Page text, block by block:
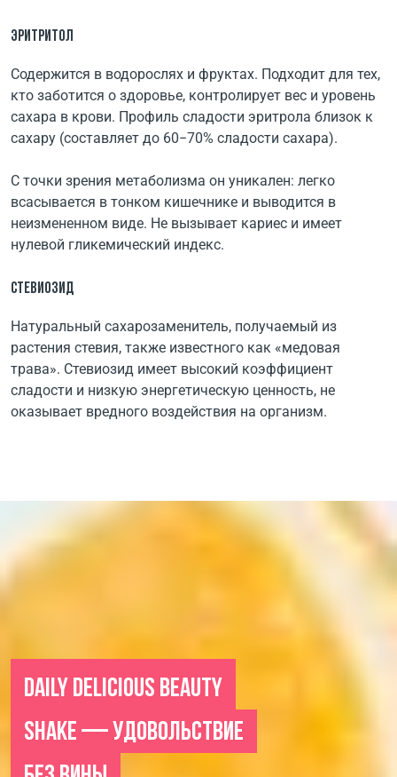
ЭРИТРИТОЛ
Содержится в водорослях и фруктах. Подходит для тех,
кто заботится о здоровье, контролирует вес и уровень
сахара в крови. Профиль сладости эритрола близок к
сахару (составляет до 60−70% сладости сахара).
С точки зрения метаболизма он уникален: легко
всасывается в тонком кишечнике и выводится в
неизмененном виде. Не вызывает кариес и имеет
нулевой гликемический индекс.
СТЕВИОЗИД
Натуральный сахарозаменитель, получаемый из
растения стевия, также известного как «медовая
трава». Стевиозид имеет высокий коэффициент
сладости и низкую энергетическую ценность, не
оказывает вредного воздействия на организм.
DAILY DELICIOUS BEAUTY
SHAKE — УДОВОЛЬСТВИЕ